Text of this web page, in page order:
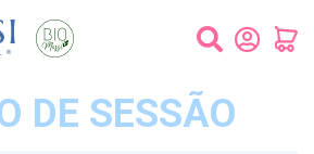
DE SESSÃO